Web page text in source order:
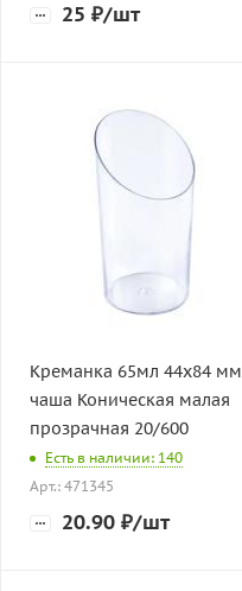
25 ₽/шт
Креманка 65мл 44х84 мм
чаша Коническая малая
прозрачная 20/600
Есть в наличии: 140
Арт.: 471345
20.90 ₽/шт